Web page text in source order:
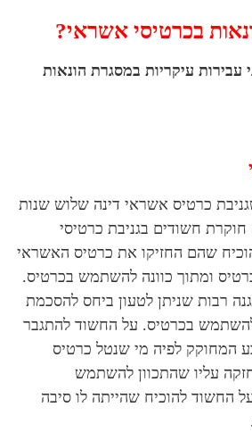
בכרטיסי אשראי?
עבירות עיקריות במסגרת הונאות
שגניבת כרטיס אשראי דינה שלוש שנות
חשודים בגניבת כרטיסי
שהם החזיקו את כרטיס האשראי
ומתוך כוונה להשתמש בכרטיס.
רבות שניתן לטעון ביחס להסכמת
להשתמש בכרטיס. על החשוד להתגבר
המחוקק לפיה מי שנטל כרטיס
עליו שהתכוון להשתמש
החשוד להוכיח שהייתה לו סיבה